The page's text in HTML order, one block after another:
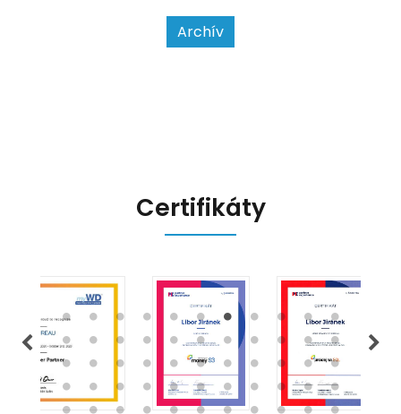
usnadnit život podnikatelům i
kontrolním orgánům. Podívejme se
na hlavní změny, které EET 2.0
Archív
Certifikáty